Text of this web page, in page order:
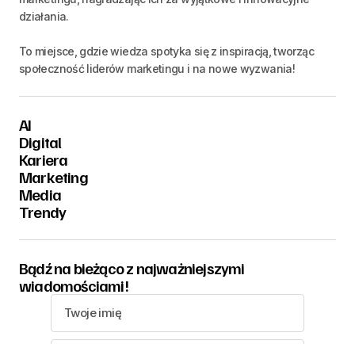
działania.
To miejsce, gdzie wiedza spotyka się z inspiracją, tworząc
społeczność liderów marketingu i na nowe wyzwania!
AI
Digital
Kariera
Marketing
Media
Trendy
Bądź na bieżąco z najważniejszymi
wiadomościami!